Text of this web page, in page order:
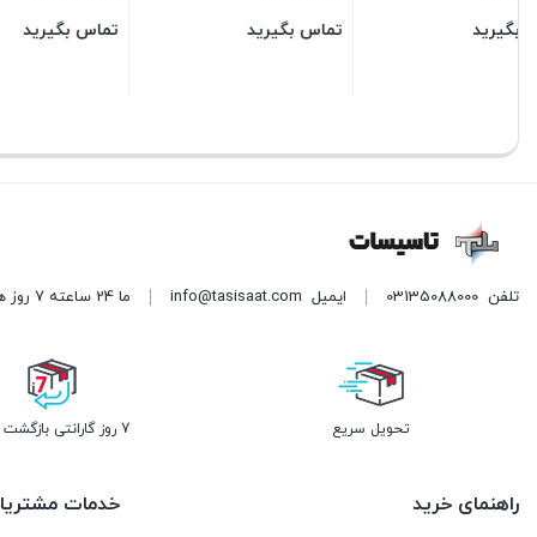
تماس بگیرید تماس بگیرید 66,500
تلفن 03135088000 ایمیل info@tasisaat.com ما 24 ساعته 7 روز هفته پاسخگوی شما هستیم. (برای ویرایش این متن به پیکربندی پوسته > تب برچسب‌ها مراجعه نمایید.)
تحویل سریع 7 روز گارانتی بازگشت وجه
راهنمای خرید خدمات